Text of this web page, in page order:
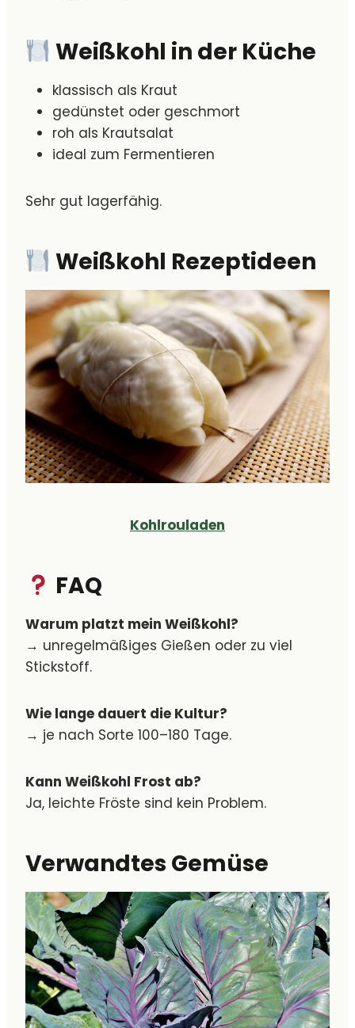
Weißkohl in der Küche
klassisch als Kraut
gedünstet oder geschmort
roh als Krautsalat
ideal zum Fermentieren
Sehr gut lagerfähig.
Weißkohl Rezeptideen
Kohlrouladen
FAQ
Warum platzt mein Weißkohl?
→ unregelmäßiges Gießen oder zu viel
Stickstoff.
Wie lange dauert die Kultur?
→ je nach Sorte 100–180 Tage.
Kann Weißkohl Frost ab?
Ja, leichte Fröste sind kein Problem.
Verwandtes Gemüse